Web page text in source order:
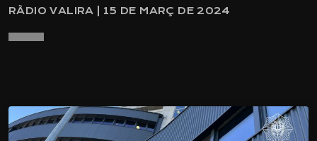
RÀDIO VALIRA | 15 DE MARÇ DE 2024